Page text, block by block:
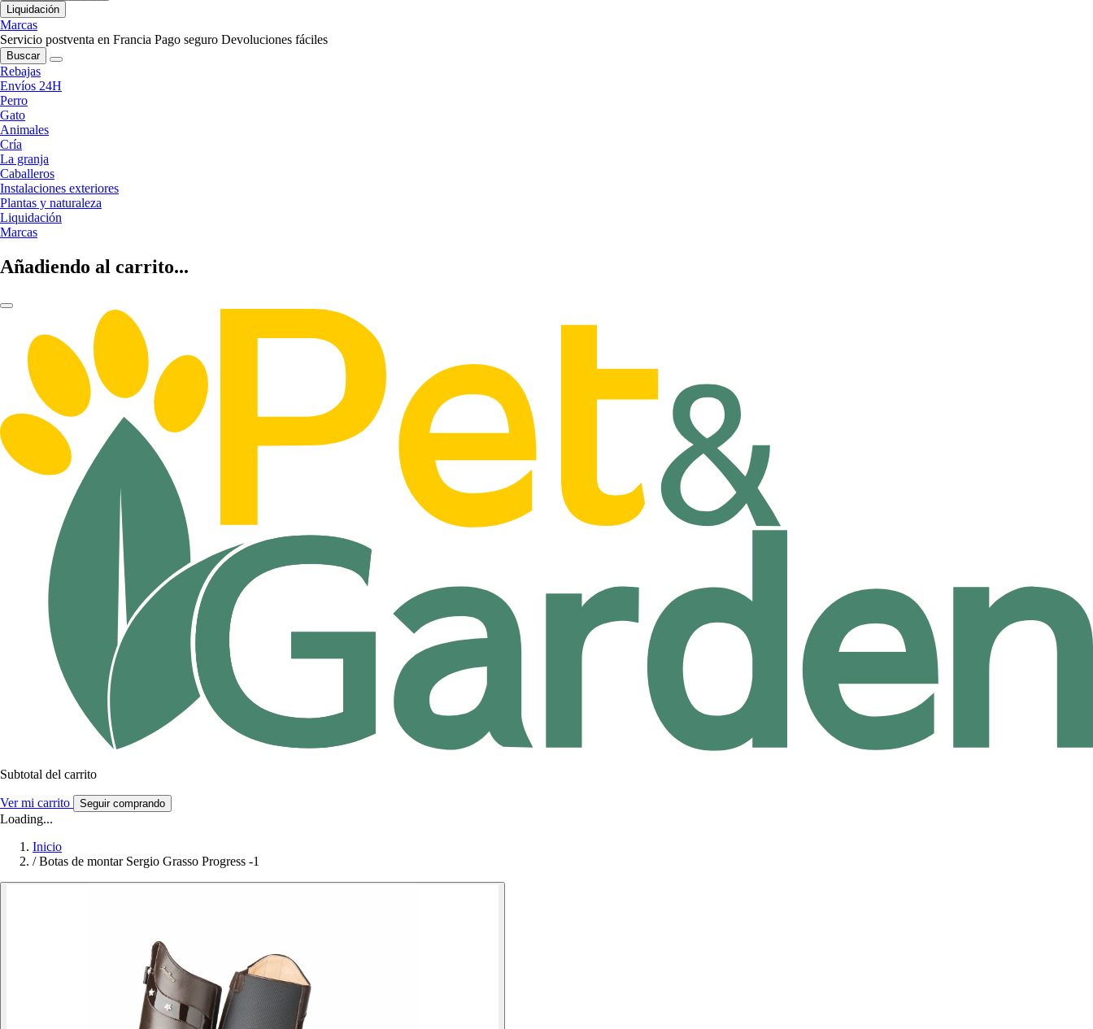
Liquidación
Marcas
Servicio postventa en Francia Pago seguro Devoluciones fáciles
Buscar
Rebajas
Envíos 24H
Perro
Gato
Animales
Cría
La granja
Caballeros
Instalaciones exteriores
Plantas y naturaleza
Liquidación
Marcas
Añadiendo al carrito...
Subtotal del carrito
Ver mi carrito Seguir comprando
Loading...
Inicio
/ Botas de montar Sergio Grasso Progress -1